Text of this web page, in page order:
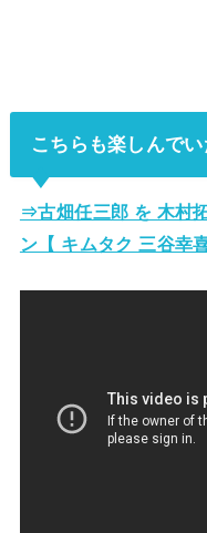
こちらも楽しんで
⇒古畑任三郎 を 木村
ン【 キムタク 三谷幸